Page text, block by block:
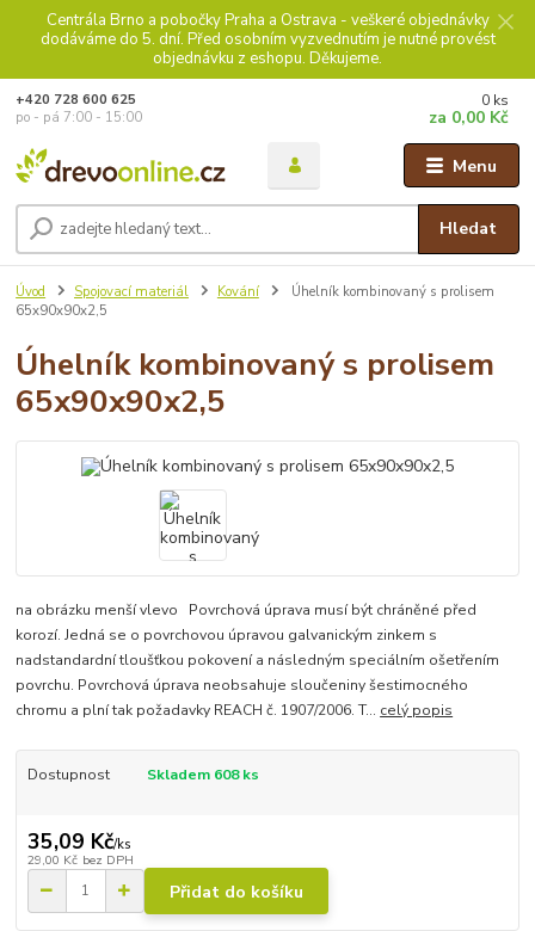
Centrála Brno a pobočky Praha a Ostrava - veškeré objednávky
dodáváme do 5. dní. Před osobním vyzvednutím je nutné provést
objednávku z eshopu. Děkujeme.
Menu
Hledat
+420 728 600 625
po - pá 7:00 - 15:00
0 ks
za 0,00 Kč
Úvod Spojovací materiál Kování
Úhelník kombinovaný s prolisem
65x90x90x2,5
Úhelník kombinovaný s prolisem
65x90x90x2,5
na obrázku menší vlevo Povrchová úprava musí být chráněné před
korozí. Jedná se o povrchovou úpravou galvanickým zinkem s
nadstandardní tloušťkou pokovení a následným speciálním ošetřením
povrchu. Povrchová úprava neobsahuje sloučeniny šestimocného
chromu a plní tak požadavky REACH č. 1907/2006. T... celý popis
Dostupnost Skladem 608 ks
35,09 Kč/ks
29,00 Kč bez DPH
Přidat do košíku